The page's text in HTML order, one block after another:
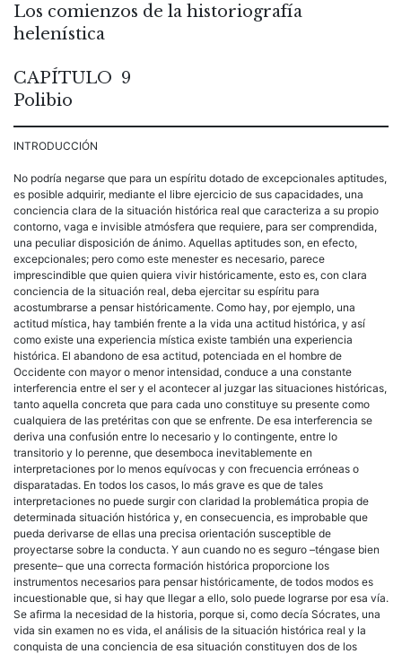
Los comienzos de la historiografía
helenística
CAPÍTULO 9
Polibio
INTRODUCCIÓN
No podría negarse que para un espíritu dotado de excepcionales aptitudes,
es posible adquirir, mediante el libre ejercicio de sus capacidades, una
conciencia clara de la situación histórica real que caracteriza a su propio
contorno, vaga e invisible atmósfera que requiere, para ser comprendida,
una peculiar disposición de ánimo. Aquellas aptitudes son, en efecto,
excepcionales; pero como este menester es necesario, parece
imprescindible que quien quiera vivir históricamente, esto es, con clara
conciencia de la situación real, deba ejercitar su espíritu para
acostumbrarse a pensar históricamente. Como hay, por ejemplo, una
actitud mística, hay también frente a la vida una actitud histórica, y así
como existe una experiencia mística existe también una experiencia
histórica. El abandono de esa actitud, potenciada en el hombre de
Occidente con mayor o menor intensidad, conduce a una constante
interferencia entre el ser y el acontecer al juzgar las situaciones históricas,
tanto aquella concreta que para cada uno constituye su presente como
cualquiera de las pretéritas con que se enfrente. De esa interferencia se
deriva una confusión entre lo necesario y lo contingente, entre lo
transitorio y lo perenne, que desemboca inevitablemente en
interpretaciones por lo menos equívocas y con frecuencia erróneas o
disparatadas. En todos los casos, lo más grave es que de tales
interpretaciones no puede surgir con claridad la problemática propia de
determinada situación histórica y, en consecuencia, es improbable que
pueda derivarse de ellas una precisa orientación susceptible de
proyectarse sobre la conducta. Y aun cuando no es seguro –téngase bien
presente– que una correcta formación histórica proporcione los
instrumentos necesarios para pensar históricamente, de todos modos es
incuestionable que, si hay que llegar a ello, solo puede lograrse por esa vía.
Se afirma la necesidad de la historia, porque si, como decía Sócrates, una
vida sin examen no es vida, el análisis de la situación histórica real y la
conquista de una conciencia de esa situación constituyen dos de los